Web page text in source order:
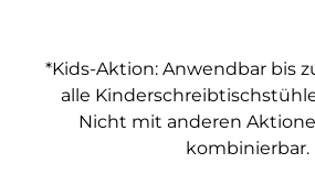
*Kids-Aktion: Anwendbar bis
alle
Nicht mit anderen
kombinierbar.